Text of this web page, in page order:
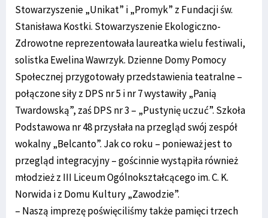
Stowarzyszenie „Unikat” i „Promyk” z Fundacji św.
Stanisława Kostki. Stowarzyszenie Ekologiczno-
Zdrowotne reprezentowała laureatka wielu festiwali,
solistka Ewelina Wawrzyk. Dzienne Domy Pomocy
Społecznej przygotowały przedstawienia teatralne –
połączone siły z DPS nr 5 i nr 7 wystawiły „Panią
Twardowską”, zaś DPS nr 3 – „Pustynię uczuć”. Szkoła
Podstawowa nr 48 przysłała na przegląd swój zespół
wokalny „Belcanto”. Jak co roku – ponieważ jest to
przegląd integracyjny – gościnnie wystąpiła również
młodzież z III Liceum Ogólnokształcącego im. C. K.
Norwida i z Domu Kultury „Zawodzie”.
– Naszą imprezę poświęciliśmy także pamięci trzech